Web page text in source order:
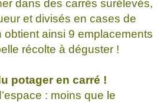
dans des carrés surélevés,
et divisés en cases de
obtient ainsi 9 emplacements
récolte à déguster !
potager en carré !
: moins que le